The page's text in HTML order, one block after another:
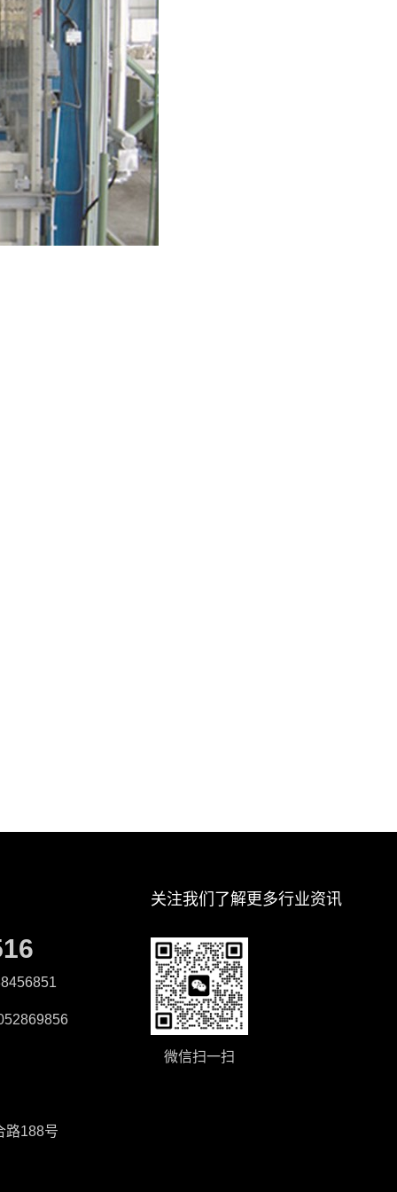
路188号
关注我们了解更多行业资讯
微信扫一扫